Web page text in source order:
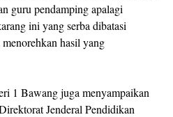
guru pendamping apalagi
ini yang serba dibatasi
hasil yang
1 Bawang juga menyampaikan
Jenderal Pendidikan